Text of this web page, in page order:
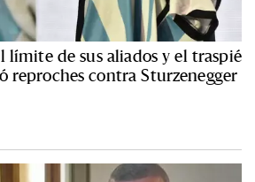
límite de sus aliados y el traspié
reproches contra Sturzenegger